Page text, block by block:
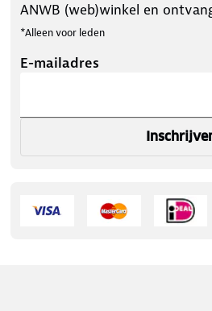
ANWB (web)winkel en
*Alleen voor leden
E-mailadres